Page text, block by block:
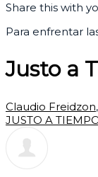
Share this with
Para enfrentar
Justo a
Claudio Freidzon,
JUSTO A